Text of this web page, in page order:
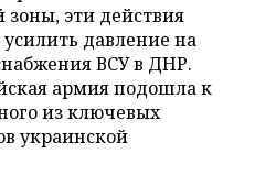
эти действия
давление на
ВСУ в ДНР.
армия подошла к
из ключевых
украинской